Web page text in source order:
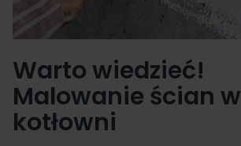
Warto wiedzieć!
Malowanie ścian w
kotłowni